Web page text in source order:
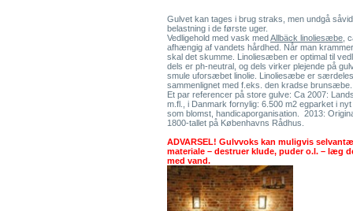
Gulvet kan tages i brug straks, men undgå
belastning i de første uger.
Vedligehold med vask medAllbäck linoliesæbe ,
afhængig af vandets hårdhed. Når man
skal det skumme. Linoliesæben er optimal til
dels er ph-neutral, og dels virker plejende på
smule uforsæbet linolie. Linoliesæbe er
sammenlignet med f.eks. den kradse brunsæbe.
Et par referencer på store gulve: Ca 2007:
m.fl., i Danmark fornylig: 6.500 m2 egparket i
som blomst, handicaporganisation. 2013:
1800-tallet på Københavns Rådhus.
ADVARSEL! Gulvvoks kan muligvis
materiale – destruer klude, puder o.l. – læg
med vand.